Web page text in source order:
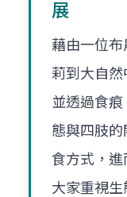
展
藉由一位
莉到大自然
並透過食
態與四肢
食方式，
大家重視